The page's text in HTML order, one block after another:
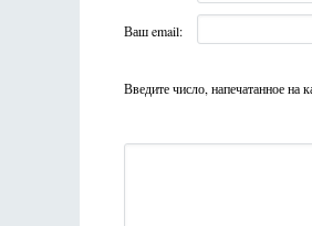
Ваш email:
Введите число, напечатанное на